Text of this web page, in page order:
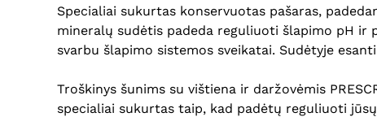
Specialiai sukurtas konservuotas pašaras,
mineralų sudėtis padeda reguliuoti šlapimo pH ir
svarbu šlapimo sistemos sveikatai. Sudėtyje
Troškinys šunims su vištiena ir daržovėmis
specialiai sukurtas taip, kad padėtų reguliuoti